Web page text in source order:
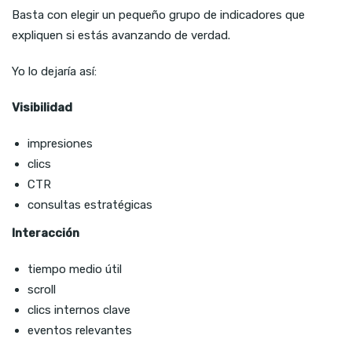
Basta con elegir un pequeño grupo de indicadores que
expliquen si estás avanzando de verdad.
Yo lo dejaría así:
Visibilidad
impresiones
clics
CTR
consultas estratégicas
Interacción
tiempo medio útil
scroll
clics internos clave
eventos relevantes